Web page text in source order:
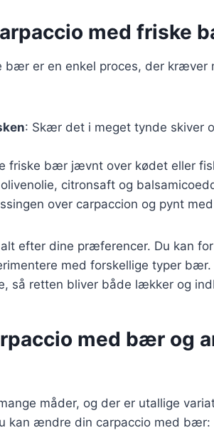
med friske
bær er en enkel proces, der kræver
: Skær det i meget tynde skiver
friske bær jævnt over kødet eller
citronsaft og
over carpaccion og pynt
efter dine præferencer. Du kan
med forskellige typer
så retten bliver både lækker og
med bær og
måder, og der er utallige
kan ændre din carpaccio med bær: